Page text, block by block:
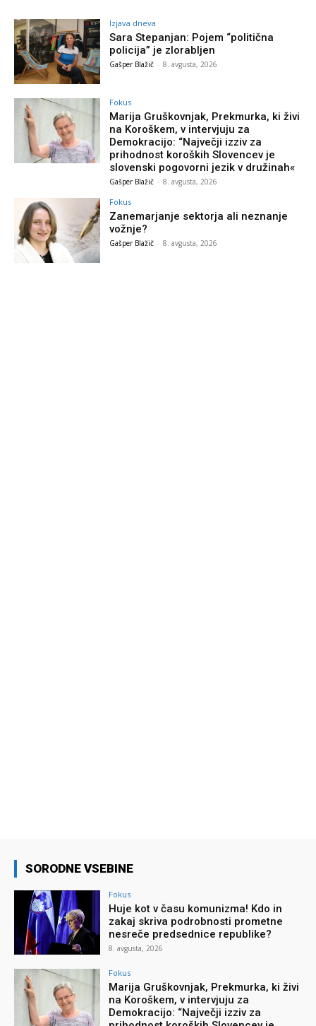
Izjava dneva
Sara Stepanjan: Pojem “politična
policija” je zlorabljen
Gašper Blažič - 8. avgusta, 2026
Fokus
Marija Gruškovnjak, Prekmurka, ki živi
na Koroškem, v intervjuju za
Demokracijo: “Največji izziv za
prihodnost koroških Slovencev je
slovenski pogovorni jezik v družinah«
Gašper Blažič - 8. avgusta, 2026
Fokus
Zanemarjanje sektorja ali neznanje
vožnje?
Gašper Blažič - 8. avgusta, 2026
SORODNE VSEBINE
Fokus
Huje kot v času komunizma! Kdo in
zakaj skriva podrobnosti prometne
nesreče predsednice republike?
8. avgusta, 2026
Fokus
Marija Gruškovnjak, Prekmurka, ki živi
na Koroškem, v intervjuju za
Demokracijo: “Največji izziv za